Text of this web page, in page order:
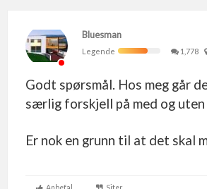
Bluesman
Legende
1,778
Godt spørsmål. Hos meg går
særlig forskjell på med og
Er nok en grunn til at det skal